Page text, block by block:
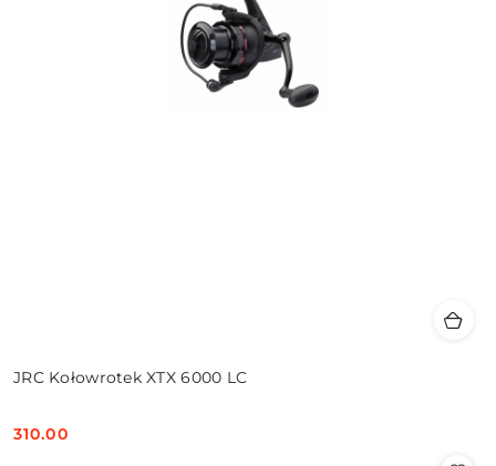
JRC Kołowrotek XTX 6000 LC
Cena:
310.00